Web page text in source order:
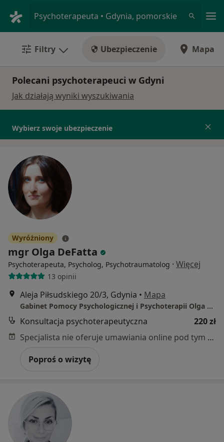
Psychoterapeuta • Gdynia, pomorskie
Filtry Ubezpieczenie Mapa
Polecani psychoterapeuci w Gdyni
Jak działają wyniki wyszukiwania
Wybierz swoje ubezpieczenie
Wyróżniony
mgr Olga DeFatta
Psychoterapeuta, Psycholog, Psychotraumatolog · Więcej
13 opinii
Aleja Piłsudskiego 20/3, Gdynia • Mapa
Gabinet Pomocy Psychologicznej i Psychoterapii Olga DeFatta
Konsultacja psychoterapeutyczna
220 zł
Specjalista nie oferuje umawiania online pod tym adresem.
Poproś o wizytę